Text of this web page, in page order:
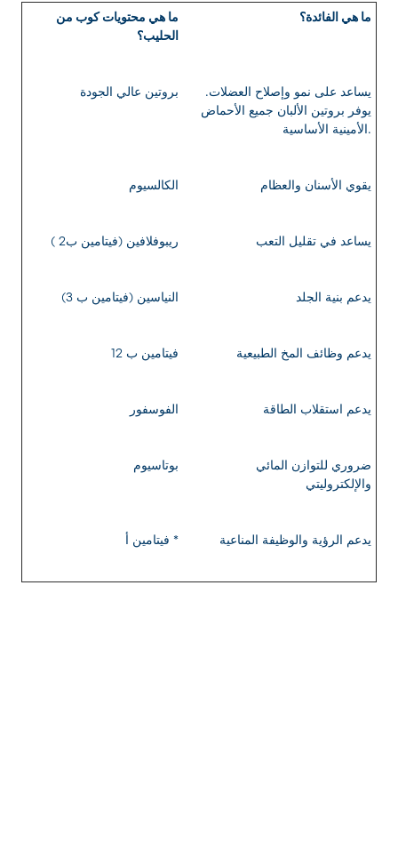
ما هي محتويات كوب من
الحليب؟
ما هي الفائدة؟
بروتين عالي الجودة
يساعد على نمو وإصلاح العضلات.
يوفر بروتين الألبان جميع الأحماض
الأمينية الأساسية.
الكالسيوم يقوي الأسنان والعظام
ريبوفلافين (فيتامين ب2 ) يساعد في تقليل التعب
النياسين (فيتامين ب 3) يدعم بنية الجلد
فيتامين ب 12 يدعم وظائف المخ الطبيعية
الفوسفور يدعم استقلاب الطاقة
بوتاسيوم
ضروري للتوازن المائي
والإلكتروليتي
فيتامين أ * يدعم الرؤية والوظيفة المناعية